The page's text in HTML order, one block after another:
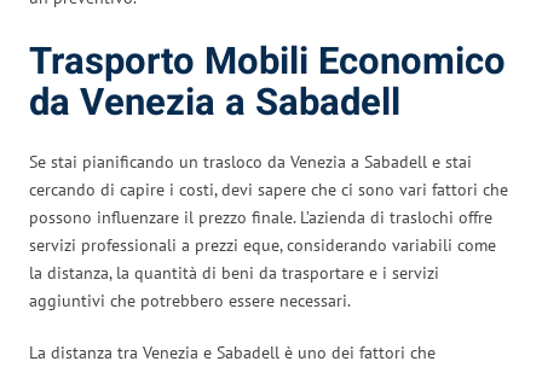
Trasporto Mobili Economico
da Venezia a Sabadell
Se stai pianificando un trasloco da Venezia a Sabadell e stai
cercando di capire i costi, devi sapere che ci sono vari fattori che
possono influenzare il prezzo finale. L’azienda di traslochi offre
servizi professionali a prezzi eque, considerando variabili come
la distanza, la quantità di beni da trasportare e i servizi
aggiuntivi che potrebbero essere necessari.
La distanza tra Venezia e Sabadell è uno dei fattori che